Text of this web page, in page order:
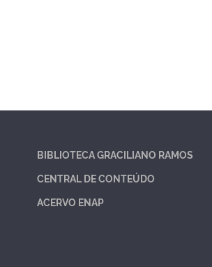
BIBLIOTECA GRACILIANO RAMOS
CENTRAL DE CONTEÚDO
ACERVO ENAP